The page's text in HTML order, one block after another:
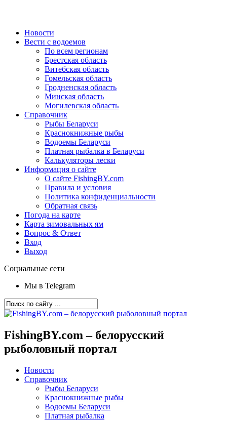
Новости
Вести с водоемов
По всем регионам
Брестская область
Витебская область
Гомельская область
Гродненская область
Минская область
Могилевская область
Справочник
Рыбы Беларуси
Краснокнижные рыбы
Водоемы Беларуси
Платная рыбалка в Беларуси
Калькуляторы лески
Информация о сайте
О сайте FishingBY.com
Правила и условия
Политика конфиденциальности
Обратная связь
Погода на карте
Карта зимовальных ям
Вопрос & Ответ
Вход
Выход
Социальные сети
Мы в Telegram
FishingBY.com – белорусский
рыболовный портал
Новости
Справочник
Рыбы Беларуси
Краснокнижные рыбы
Водоемы Беларуси
Платная рыбалка